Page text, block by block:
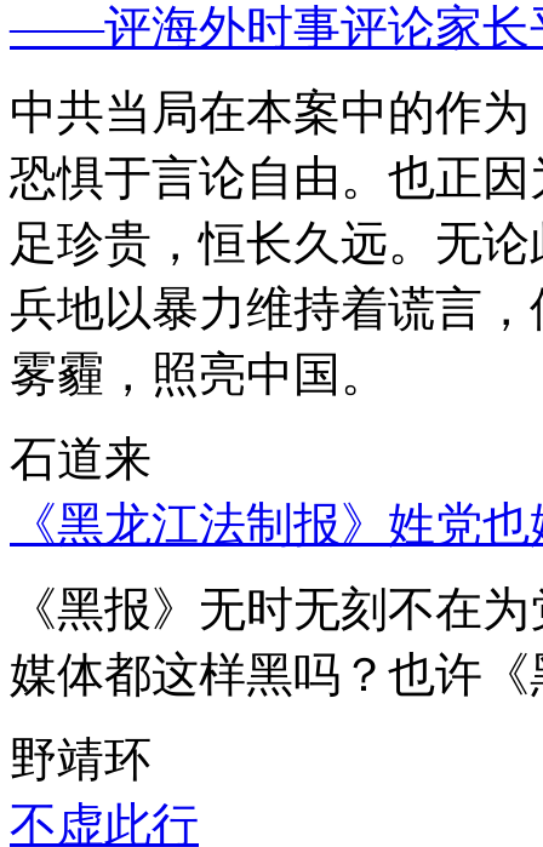
——评海外时事评论家长
中共当局在本案中的作
恐惧于言论自由。也正
足珍贵，恒长久远。无
兵地以暴力维持着谎言
雾霾，照亮中国。
石道来
《黑龙江法制报》姓党
《黑报》无时无刻不在
媒体都这样黑吗？也许
野靖环
不虚此行